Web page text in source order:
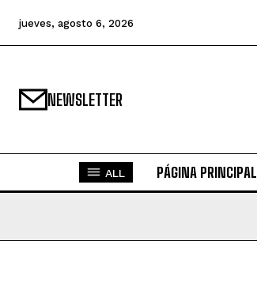
jueves, agosto 6, 2026
NEWSLETTER
ALL PÁGINA PRINCIPAL